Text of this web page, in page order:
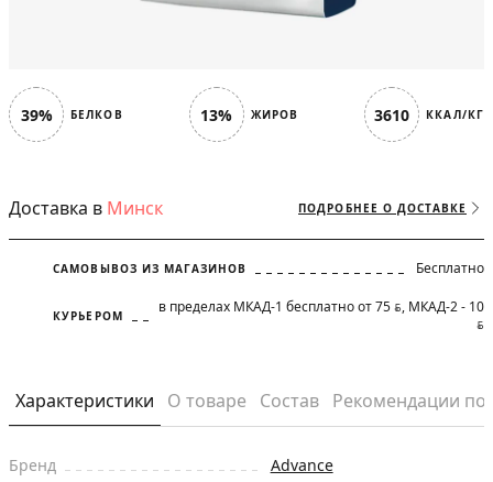
39% БЕЛКОВ 13% ЖИРОВ 3610 ККАЛ/КГ
Доставка в Минск ПОДРОБНЕЕ О ДОСТАВКЕ
САМОВЫВОЗ ИЗ МАГАЗИНОВ Бесплатно
КУРЬЕРОМ в пределах МКАД-1 бесплатно от 75 BYN, МКАД-2 - 10
BYN
Характеристики О товаре Состав Рекомендации
Бренд Advance